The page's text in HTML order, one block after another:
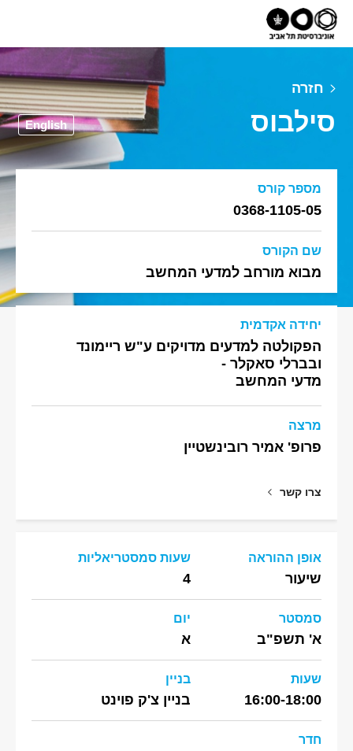
חזרה
סילבוס English
מספר קורס
0368-1105-05
שם הקורס
מבוא מורחב למדעי המחשב
יחידה אקדמית
הפקולטה למדעים מדויקים ע"ש ריימונד
ובברלי סאקלר -
מדעי המחשב
מרצה
פרופ' אמיר רובינשטיין
צרו קשר
אופן ההוראה
שיעור
שעות סמסטריאליות
4
סמסטר
א' תשפ"ב
יום
א
שעות
16:00-18:00
בניין
בניין צ'ק פוינט
חדר